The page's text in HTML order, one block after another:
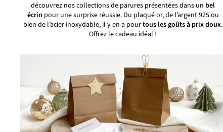
découvrez nos collections de parures présentées dans un bel
écrin pour une surprise réussie. Du plaqué or, de l’argent 925 ou
bien de l’acier inoxydable, il y en a pourtous les goûts à prix doux.
Offrez le cadeau idéal !